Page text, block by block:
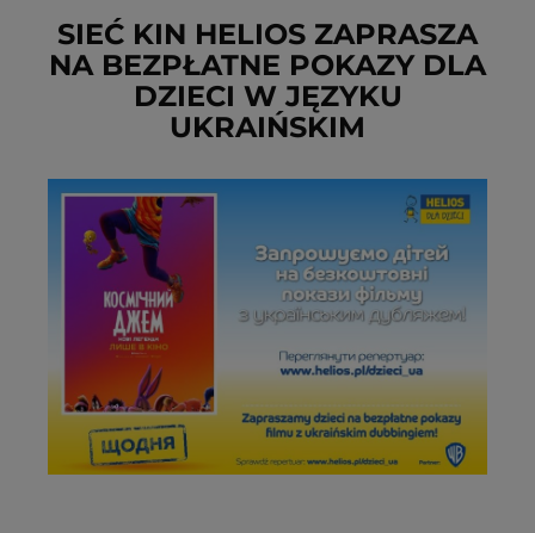
USUŃ ZE SCHOWKA
SIEĆ KIN HELIOS ZAPRASZA
NA BEZPŁATNE POKAZY DLA
DZIECI W JĘZYKU
UKRAIŃSKIM